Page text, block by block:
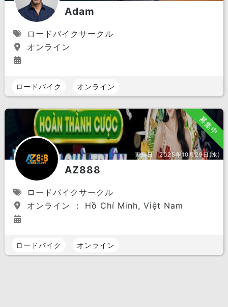
Adam
ロードバイクサークル
オンライン
ロードバイク オンライン
募集中
更新日：2025年10月29日(水)
AZ888
ロードバイクサークル
オンライン ： Hồ Chí Minh, Việt Nam
ロードバイク オンライン